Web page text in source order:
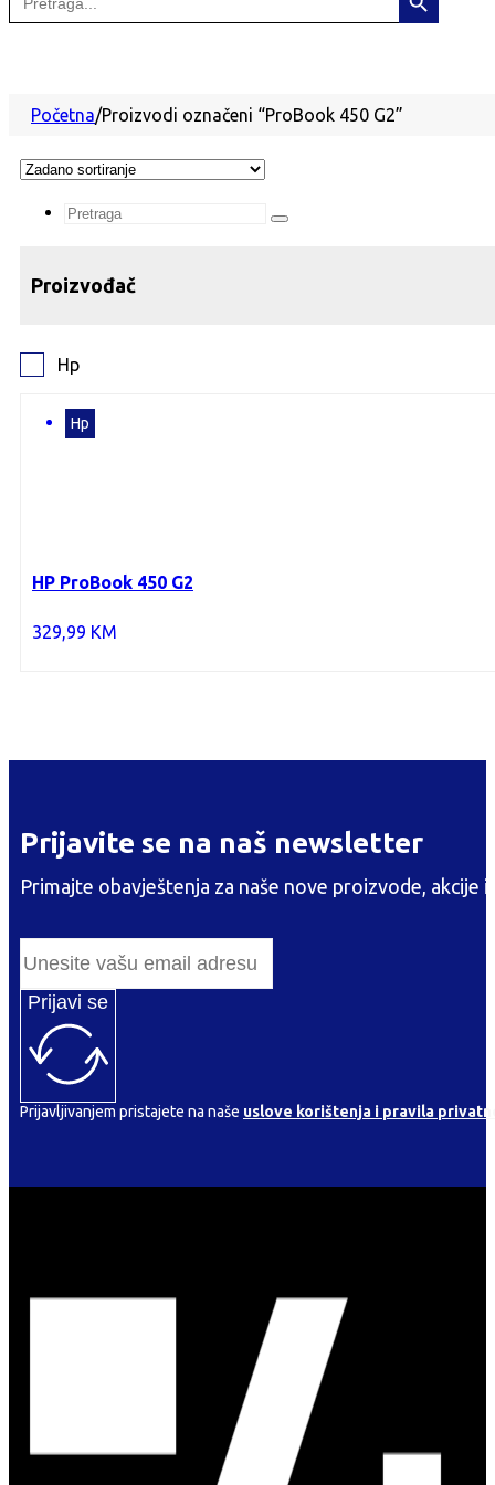
for:
Početna/Proizvodi označeni “ProBook 450 G2”
Search
Proizvođač
Hp
HP ProBook 450 G2
329,99 KM
Hp
Prijavite se na naš newsletter
Primajte obavještenja za naše nove proizvode, akcije
Prijavi se
Prijavljivanjem pristajete na naše uslove korištenja i pravila